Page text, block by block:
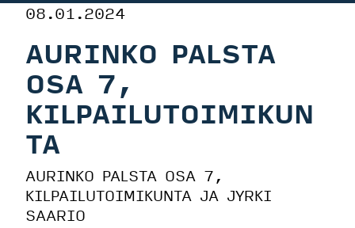
08.01.2024
AURINKO PALSTA
OSA 7,
KILPAILUTOIMIKUN
TA
AURINKO PALSTA OSA 7,
KILPAILUTOIMIKUNTA JA JYRKI
SAARIO